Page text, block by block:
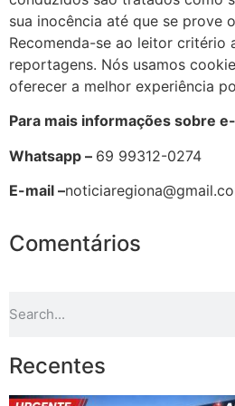
sua inocência até que se prove
Recomenda-se ao leitor critério
reportagens. Nós usamos
oferecer a melhor experiência
Para mais informações sobre
Whatsapp – 69 99312-0274
E-mail –
Comentários
Recentes